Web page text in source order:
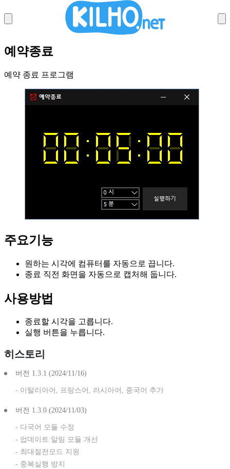
시크릿DNS
끄지마
이미지창고
예약종료
예약 종료 프로그램
주요기능
원하는 시각에 컴퓨터를 자동으로 끕니다.
종료 직전 화면을 자동으로 캡처해 둡니다.
사용방법
종료할 시각을 고릅니다.
실행 버튼을 누릅니다.
히스토리
버전 1.3.1 (2024/11/16)
- 이탈리아어, 프랑스어, 러시아어, 중국어 추가
버전 1.3.0 (2024/11/03)
- 다국어 모듈 수정
- 업데이트 알림 모듈 개선
- 최대절전모드 지원
- 중복실행 방지